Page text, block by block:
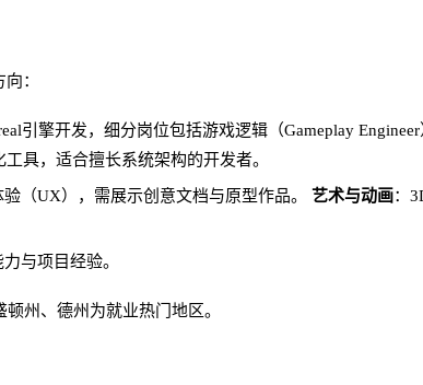
：
引擎开发，细分岗位包括游戏逻辑（Gameplay
具，适合擅长系统架构的开发者。
（UX），需展示创意文档与原型作品。 艺术与动画：
与项目经验。
州、德州为就业热门地区。